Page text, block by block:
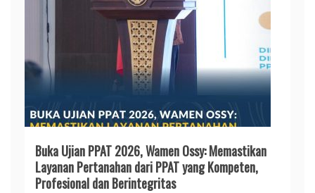
Buka Ujian PPAT 2026, Wamen Ossy: Memastikan
Layanan Pertanahan dari PPAT yang Kompeten,
Profesional dan Berintegritas